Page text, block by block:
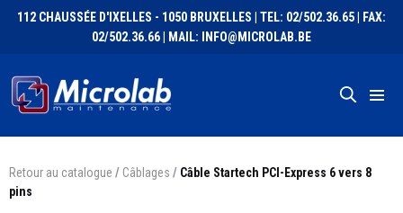
112 CHAUSSÉE D'IXELLES - 1050 BRUXELLES | TEL: 02/502.36.65 | FAX:
02/502.36.66 | MAIL: INFO@MICROLAB.BE
Retour au catalogue / Câblages / Câble Startech PCI-Express 6 vers 8
pins